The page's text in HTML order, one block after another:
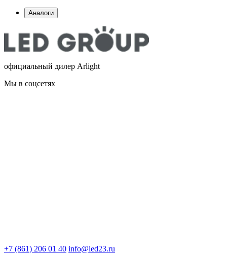
Аналоги
официальный дилер Arlight
Мы в соцсетях
+7 (861) 206 01 40 info@led23.ru